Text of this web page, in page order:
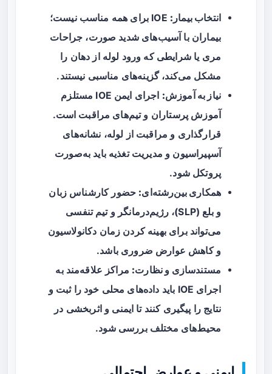
انتخاب بیمار:
IOE برای همه مناسب نیست؛
بیماران با آسیب‌های شدید صورت، جراحات
مری یا شرایطی که ورود لوله از دهان را
مشکل می‌کند، گزینه‌های مناسبی نیستند.
نیاز به آموزش:
اجرای ایمن IOE مستلزم
آموزش پرستاران و تیم‌های مراقبت است.
قرارگذاری و مراقبت از لوله، نشانه‌های
آسپیراسیون و مدیریت تغذیه باید به‌صورت
پروتکل شود.
همکاری بین‌رشته‌ای: حضور کارشناس زبان
و بلع (SLP)، رژیم‌درمانگر و تیم تنفسی
می‌تواند برای بهینه کردن زمان دکانولاسیون
و کاهش عوارض ضروری باشد.
مستندسازی و نظارت: مراکز علاقه‌مند به
اجرای IOE باید داده‌های محلی خود را ثبت و
نتایج را پیگیری کنند تا ایمنی و اثربخشی در
محیط‌های مختلف بررسی شود.